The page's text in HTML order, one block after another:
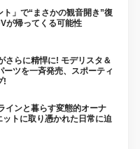
」で“まさかの観音開き”復
が帰ってくる可能性
さらに精悍に! モデリスタ＆
ーツを一斉発売、スポーティ
!
インと暮らす変態的オーナ
トに取り憑かれた日常に迫